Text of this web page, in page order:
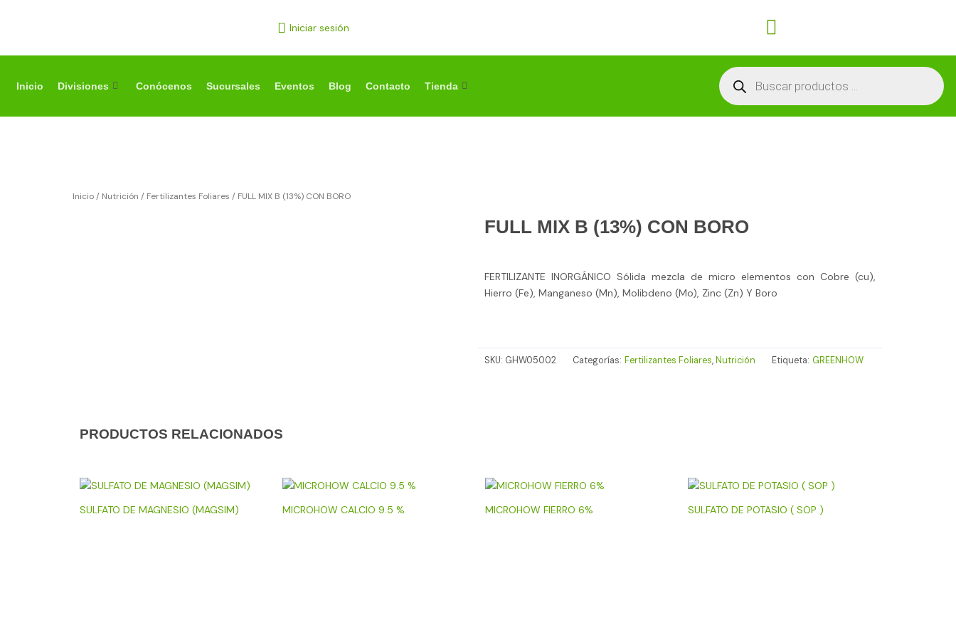
Iniciar sesión Carrito
Inicio Divisiones Conócenos Sucursales Eventos Blog Contacto Tienda
Búsqueda
de
productos
Inicio/ Nutrición / Fertilizantes Foliares / FULL MIX B (13%) CON BORO
FULL MIX B (13%) CON BORO
FERTILIZANTE INORGÁNICO Sólida mezcla de micro elementos con Cobre (cu),
Hierro (Fe), Manganeso (Mn), Molibdeno (Mo), Zinc (Zn) Y Boro
SKU: GHW05002 Categorías: Fertilizantes Foliares, Nutrición Etiqueta: GREENHOW
PRODUCTOS RELACIONADOS
SULFATO DE MAGNESIO (MAGSIM) MICROHOW CALCIO 9.5 % MICROHOW FIERRO 6% SULFATO DE POTASIO ( SOP )